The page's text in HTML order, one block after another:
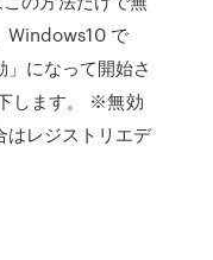
Windows10 で
になって開始さ
します。 ※無効
はレジストリエデ